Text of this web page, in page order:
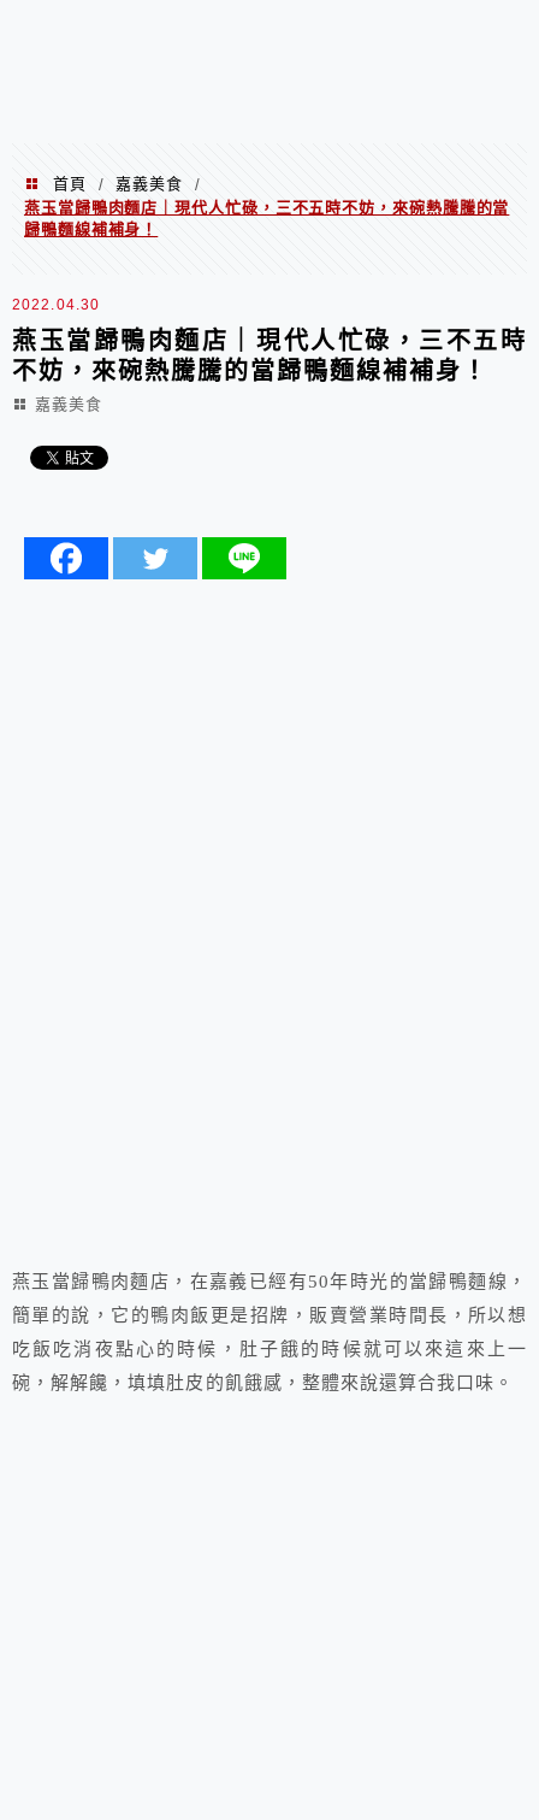
首頁 / 嘉義美食
/
燕玉當歸鴨肉麵店｜現代人忙碌，三不五時不妨，來碗熱騰騰的當
歸鴨麵線補補身！
2022.04.30
燕玉當歸鴨肉麵店｜現代人忙碌，三不五時
不妨，來碗熱騰騰的當歸鴨麵線補補身！
嘉義美食
燕玉當歸鴨肉麵店，在嘉義已經有50年時光的當歸鴨麵線，
簡單的說，它的鴨肉飯更是招牌，販賣營業時間長，所以想
吃飯吃消夜點心的時候，肚子餓的時候就可以來這來上一
碗，解解饞，填填肚皮的飢餓感，整體來說還算合我口味。